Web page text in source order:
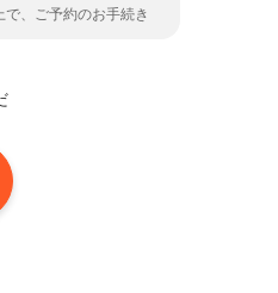
、ご予約のお手続き